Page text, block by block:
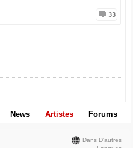
33
News Artistes Forums
Dans D'autres